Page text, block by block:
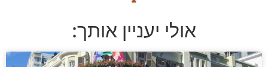
אולי יעניין אותך: